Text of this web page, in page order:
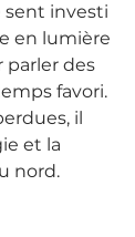
sent investi
en lumière
parler des
favori.
il
et la
nord.